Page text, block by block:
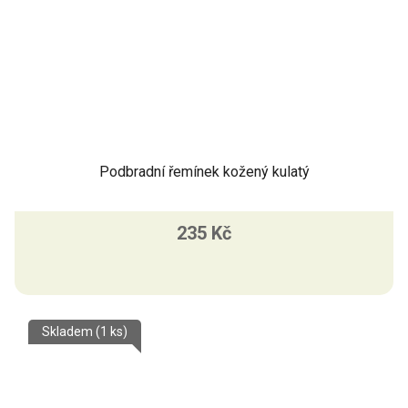
Podbradní řemínek kožený kulatý
235 Kč
Skladem (1 ks)